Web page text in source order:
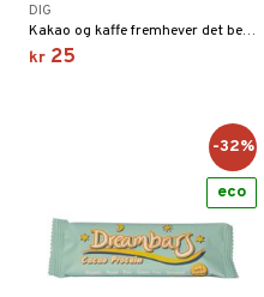
DIG
Kakao og kaffe fremhever det beste i hverandre i en sunn havreboll.
kr 25
-32%
eco